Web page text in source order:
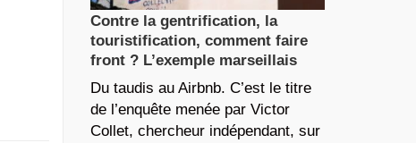
Contre la gentrification, la
touristification, comment faire
front ? L’exemple marseillais
Du taudis au Airbnb. C’est le titre
de l’enquête menée par Victor
Collet, chercheur indépendant, sur